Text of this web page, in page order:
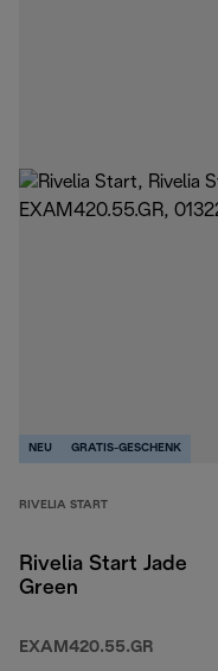
NEU GRATIS-GESCHENK
RIVELIA START
Rivelia Start Jade
Green
EXAM420.55.GR